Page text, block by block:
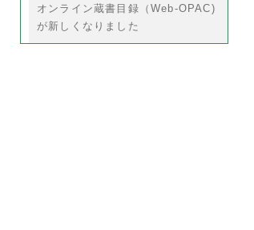
オンライン蔵書目録（Web-OPAC)
が新しくなりました